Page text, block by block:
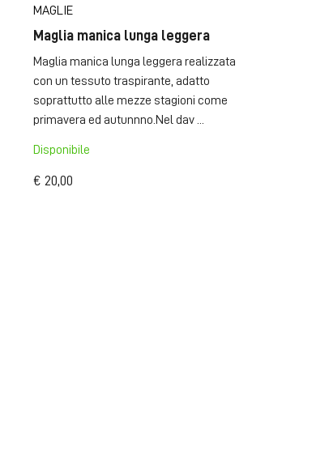
MAGLIE
Maglia manica lunga leggera
Maglia manica lunga leggera realizzata
con un tessuto traspirante, adatto
soprattutto alle mezze stagioni come
primavera ed autunnno.Nel dav ...
Disponibile
€ 20,00